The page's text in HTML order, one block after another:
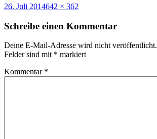
Veröffentlicht
26. Juli 2014Originalgröße
642 × 362
Schreibe einen Kommentar
Deine E-Mail-Adresse wird nicht veröffentlicht.
Felder sind mit * markiert
Kommentar *